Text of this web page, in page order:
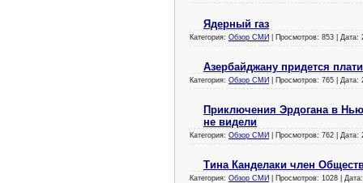
Ядерный газ
Категория: Обзор СМИ | Просмотров: 853 | Дата:
Азербайджану придется
Категория: Обзор СМИ | Просмотров: 765 | Дата:
Приключения Эрдогана в
не видели
Категория: Обзор СМИ | Просмотров: 762 | Дата:
Тина Канделаки член
Категория: Обзор СМИ | Просмотров: 1028 |